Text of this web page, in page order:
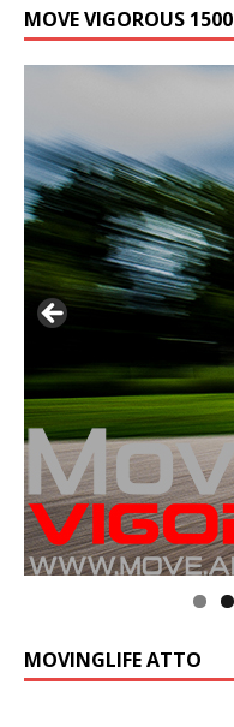
MOVE VIGOROUS 1500
MOVINGLIFE ATTO